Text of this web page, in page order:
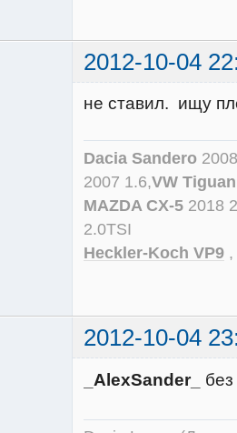
2012-10-04
не ставил. ищу
Dacia Sandero
2007 1.6,VW
MAZDA CX-5 2018
2.0TSI
Heckler-Koch VP9 ,
2012-10-04
_AlexSander_